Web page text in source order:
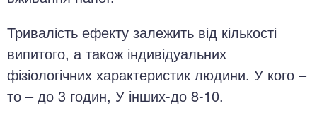
Тривалість ефекту залежить від кількості
випитого, а також індивідуальних
фізіологічних характеристик людини. У кого –
то – до 3 годин, У інших-до 8-10.